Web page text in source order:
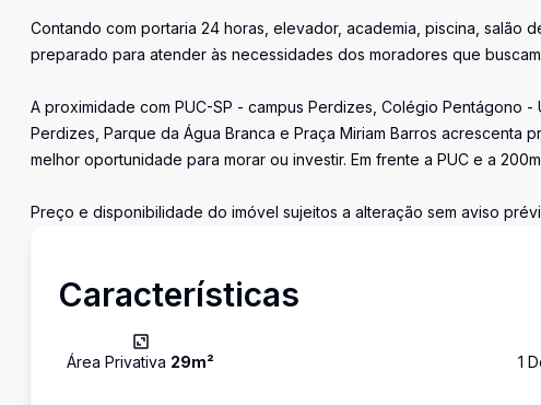
Contando com portaria 24 horas, elevador, academia, piscina, salão
preparado para atender às necessidades dos moradores que
A proximidade com PUC-SP - campus Perdizes, Colégio Pentágono
Perdizes, Parque da Água Branca e Praça Miriam Barros acrescenta
melhor oportunidade para morar ou investir. Em frente a PUC e a
Preço e disponibilidade do imóvel sujeitos a alteração sem aviso
Características
Área Privativa 29m² 1